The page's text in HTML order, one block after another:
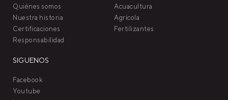
Quiénes somos
Nuestra historia
Certificaciones
Responsabilidad
SIGUENOS
Facebook
Youtube
Acuacultura
Agrícola
Fertilizantes